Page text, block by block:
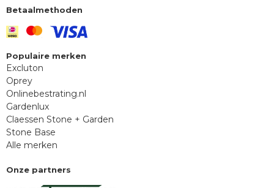
Betaalmethoden
Populaire merken
Excluton
Oprey
Onlinebestrating.nl
Gardenlux
Claessen Stone + Garden
Stone Base
Alle merken
Onze partners